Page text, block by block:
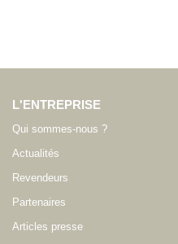
L'ENTREPRISE
Qui sommes-nous ?
Actualités
Revendeurs
Partenaires
Articles presse